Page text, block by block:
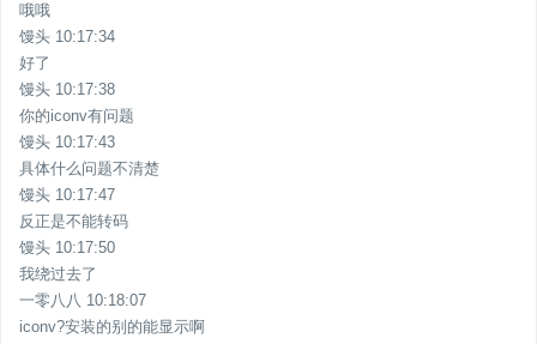
哦哦
馒头 10:17:34
好了
馒头 10:17:38
你的iconv有问题
馒头 10:17:43
具体什么问题不清楚
馒头 10:17:47
反正是不能转码
馒头 10:17:50
我绕过去了
一零八八 10:18:07
iconv?安装的别的能显示啊